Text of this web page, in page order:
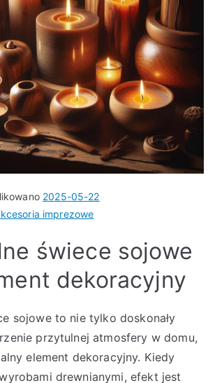
2025-05-22
imprezowe
świece sojowe
dekoracyjny
sojowe to nie tylko doskonały
przytulnej atmosfery w domu,
element dekoracyjny. Kiedy
drewnianymi, efekt jest